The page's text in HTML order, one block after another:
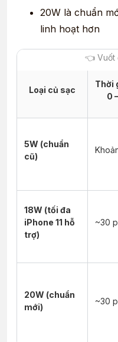
20W là chuẩn
linh hoạt hơn
Loại củ sạc
Thời
0
5W (chuẩn
cũ)
18W (tối đa
iPhone 11 hỗ
trợ)
~30
20W (chuẩn
mới)
~30